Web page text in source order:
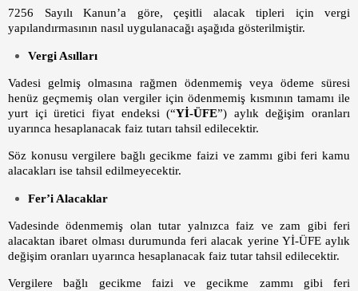
7256 Sayılı Kanun’a göre, çeşitli alacak tipleri için vergi
yapılandırmasının nasıl uygulanacağı aşağıda gösterilmiştir.
Vergi Asılları
Vadesi gelmiş olmasına rağmen ödenmemiş veya ödeme süresi
henüz geçmemiş olan vergiler için ödenmemiş kısmının tamamı ile
yurt içi üretici fiyat endeksi (“Yİ-ÜFE”) aylık değişim oranları
uyarınca hesaplanacak faiz tutarı tahsil edilecektir.
Söz konusu vergilere bağlı gecikme faizi ve zammı gibi feri kamu
alacakları ise tahsil edilmeyecektir.
Fer’i Alacaklar
Vadesinde ödenmemiş olan tutar yalnızca faiz ve zam gibi feri
alacaktan ibaret olması durumunda feri alacak yerine Yİ-ÜFE aylık
değişim oranları uyarınca hesaplanacak faiz tutar tahsil edilecektir.
Vergilere bağlı gecikme faizi ve gecikme zammı gibi feri